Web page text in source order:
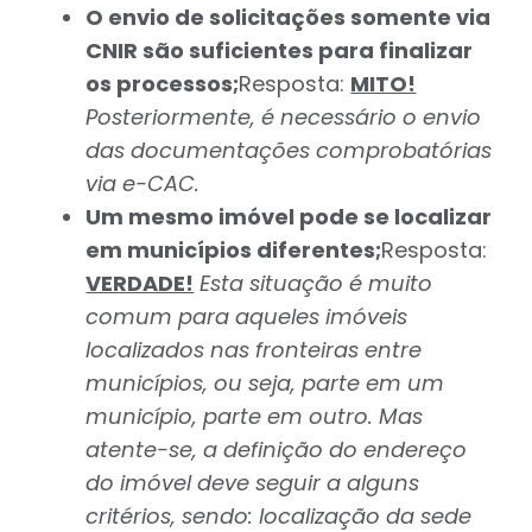
O envio de solicitações somente via
CNIR são suficientes para finalizar
os processos;Resposta: MITO!
Posteriormente, é necessário o envio
das documentações comprobatórias
via e-CAC.
Um mesmo imóvel pode se localizar
em municípios diferentes;Resposta:
VERDADE! Esta situação é muito
comum para aqueles imóveis
localizados nas fronteiras entre
municípios, ou seja, parte em um
município, parte em outro. Mas
atente-se, a definição do endereço
do imóvel deve seguir a alguns
critérios, sendo: localização da sede